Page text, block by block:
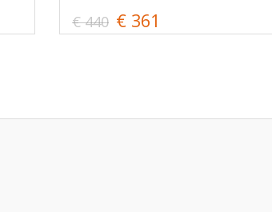
€ 440 € 361